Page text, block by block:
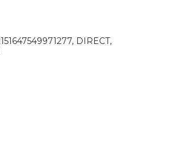
DIRECT,